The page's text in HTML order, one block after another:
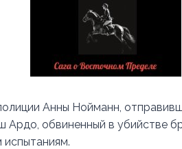
Анны Нойманн,
Ардо, обвиненный в убийстве